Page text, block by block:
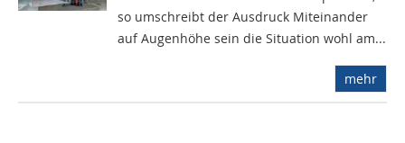
so umschreibt der Ausdruck Miteinander
auf Augenhöhe sein die Situation wohl am...
mehr